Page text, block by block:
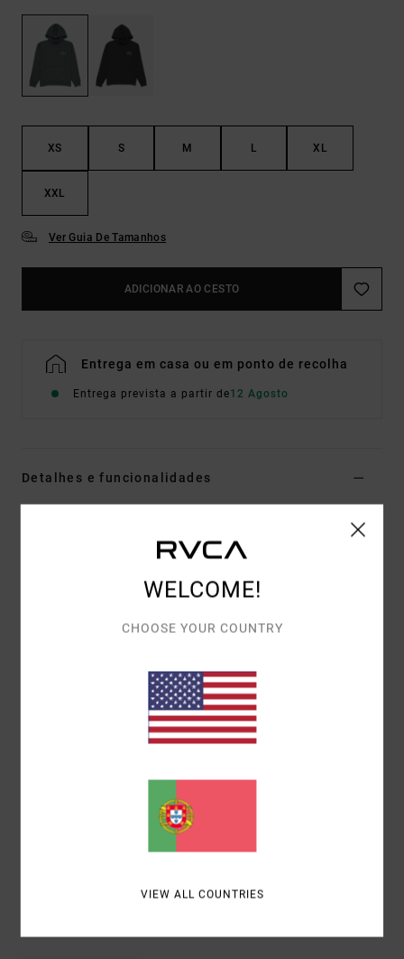
XS S M L XL
XXL
Ver Guia De Tamanhos
ADICIONAR AO CESTO
Entrega em casa ou em ponto de recolha
Entrega prevista a partir de12 Agosto
Detalhes e funcionalidades
Código de Cor
75% algodão, 25% algodão reciclado [400
estampado frontal bordada
Mistura de arte estampada e bordada atrás
Envio& Devoluciones
WELCOME!
CHOOSE YOUR COUNTRY
VIEW ALL COUNTRIES